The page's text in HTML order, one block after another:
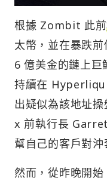
根據 Zombit 此前
太幣，並在暴跌
6 億美金的鏈上巨
持續在
出疑似為該地址
x 前執行長
幫自己的客戶對沖
然而，從昨晚開